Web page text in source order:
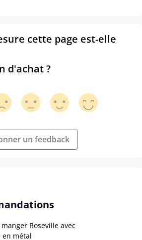
cette page est-elle
d'achat ?
un feedback